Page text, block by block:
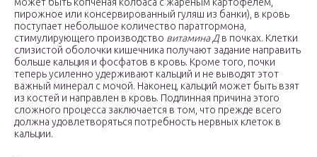
пирожное или консервированный гуляш из банки), в кровь
поступает небольшое количество паратгормона,
стимулирующего производство витамина Дв почках. Клетки
слизистой оболочки кишечника получают задание направить
больше кальция и фосфатов в кровь. Кроме того, почки
теперь усиленно удерживают кальций и не выводят этот
важный минерал с мочой. Наконец, кальций может быть взят
из костей и направлен в кровь. Подлинная причина этого
сложного процесса заключается в том, что прежде всего
должна удовлетворяться потребность нервных клеток в
кальции.